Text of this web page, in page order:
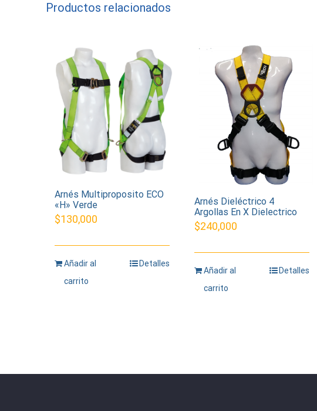
Productos relacionados
Arnés Multiproposito ECO
«H» Verde
$130,000
Añadir al
carrito
Detalles
Arnés Dieléctrico 4
Argollas En X Dielectrico
$240,000
Añadir al
carrito
Detalles